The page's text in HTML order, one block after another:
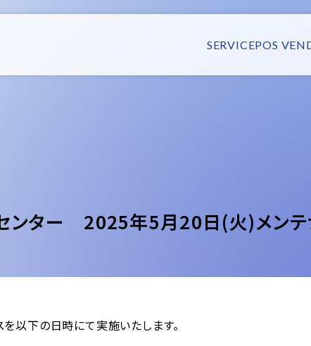
SERVICEPOS
センター 2025年5月20日(火)メン
以下の日時にて実施いたします。